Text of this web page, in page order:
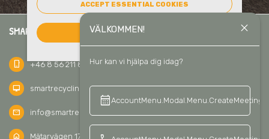
VÄLKOMMEN! close
Hur kan vi hjälpa dig idag?
calendar_monthAccountMenu.Modal.Menu.CreateMeeting
SMART RECYCLING SVERIGE AB
phone_iphone +46 8 56 211 811
desktop_mac smartrecycling.se
mail info@smartrecycling.se
home Mätarvägen 17C, 196 37 Kungsängen, Sweden
ACCEPT ESSENTIAL COOKIES
ACCEPT ALL COOKIES